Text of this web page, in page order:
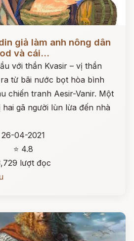
giả làm anh nông dân
và cái...
với thần Kvasir – vị thần
từ bãi nước bọt hòa bình
chiến tranh Aesir-Vanir. Một
hai gã người lùn lừa đến nhà
26-04-2021
⭐ 4.8
lượt đọc